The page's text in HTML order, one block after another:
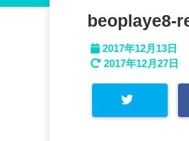
beoplaye8-
2017年12月13日
2017年12月27日